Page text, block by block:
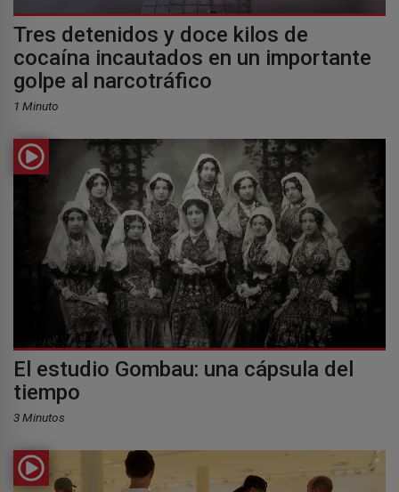
Tres detenidos y doce kilos de
cocaína incautados en un importante
golpe al narcotráfico
1 Minuto
El estudio Gombau: una cápsula del
tiempo
3 Minutos